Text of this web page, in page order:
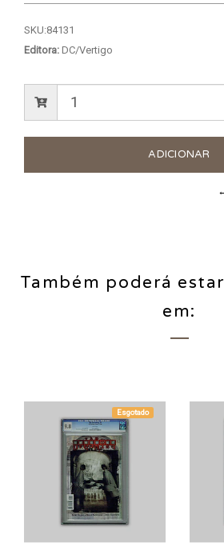
SKU:84131
Editora: DC/Vertigo
Também poderá
em:
Esgotado